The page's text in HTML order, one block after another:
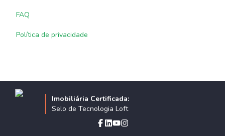
FAQ
Política de privacidade
Imobiliária Certificada:
Selo de Tecnologia Loft